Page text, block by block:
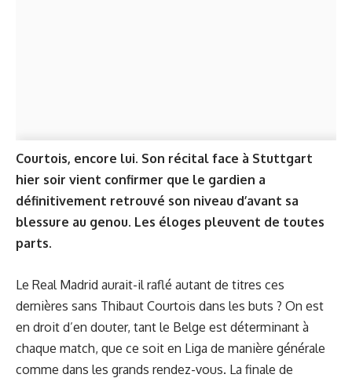
Courtois, encore lui. Son récital face à Stuttgart
hier soir vient confirmer que le gardien a
définitivement retrouvé son niveau d’avant sa
blessure au genou. Les éloges pleuvent de toutes
parts.
Le Real Madrid aurait-il raflé autant de titres ces
dernières sans Thibaut Courtois dans les buts ? On est
en droit d’en douter, tant le Belge est déterminant à
chaque match, que ce soit en Liga de manière générale
comme dans les grands rendez-vous. La finale de